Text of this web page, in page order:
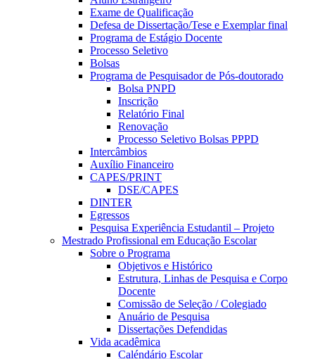
Exame de Qualificação
Defesa de Dissertação/Tese e Exemplar final
Programa de Estágio Docente
Processo Seletivo
Bolsas
Programa de Pesquisador de Pós-doutorado
Bolsa PNPD
Inscrição
Relatório Final
Renovação
Processo Seletivo Bolsas PPPD
Intercâmbios
Auxílio Financeiro
CAPES/PRINT
DSE/CAPES
DINTER
Egressos
Pesquisa Experiência Estudantil – Projeto
Mestrado Profissional em Educação Escolar
Sobre o Programa
Objetivos e Histórico
Estrutura, Linhas de Pesquisa e Corpo
Docente
Comissão de Seleção / Colegiado
Anuário de Pesquisa
Dissertações Defendidas
Vida acadêmica
Caléndário Escolar